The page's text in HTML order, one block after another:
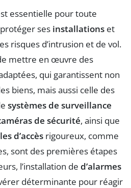
essentielle pour toute
ses installations et
risques d’intrusion et de vol.
mettre en œuvre des
qui garantissent non
biens, mais aussi celle des
systèmes de surveillance
de sécurité, ainsi que
d’accès rigoureux, comme
sont des premières étapes
l’installation de d’alarmes
déterminante pour réagir